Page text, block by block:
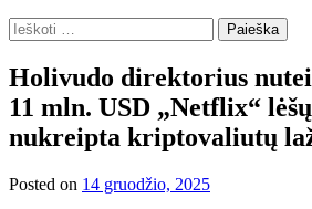
Ieškoti:
Holivudo direktorius
11 mln. USD „Netflix“
nukreipta kriptovaliutų
Posted on 14 gruodžio, 2025